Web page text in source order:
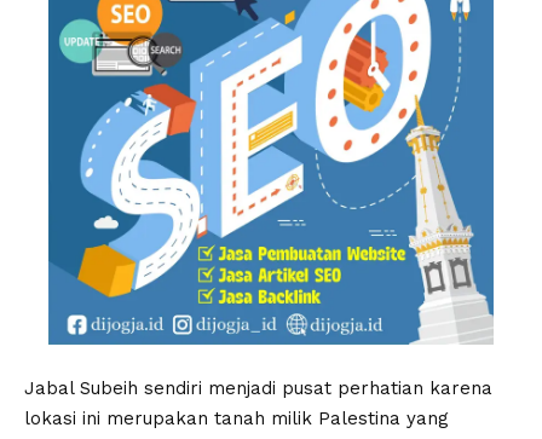
Jabal Subeih sendiri menjadi pusat perhatian karena
lokasi ini merupakan tanah milik Palestina yang